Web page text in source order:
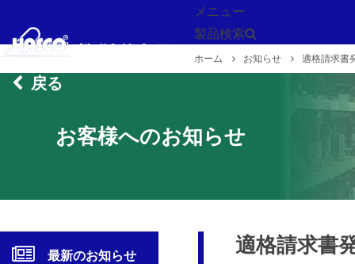
メニュー
製品検索
ホーム お知らせ 適格請求書
お客様へのお知らせ
適格請求書
最新のお知らせ
戻る